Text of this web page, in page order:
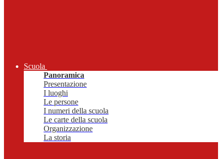
Scuola
Panoramica
Presentazione
I luoghi
Le persone
I numeri della scuola
Le carte della scuola
Organizzazione
La storia